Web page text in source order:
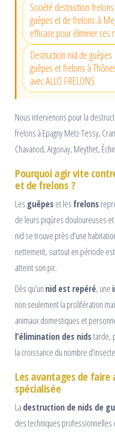
Société destruction
guêpes et de frelons à
efficace pour éliminer ces
Destruction nid de
guêpes et frelons à
avec ALLO FRELONS
Nous intervenons pour la
frelons à Epagny Metz-Tessy,
Chavanod, Argonay, Meythet,
Pourquoi agir vite
et de frelons ?
Les guêpes et les frelons
de leurs piqûres douloureuses
nid se trouve près d’une
nettement, surtout en période
atteint son pic.
Dès qu’un nid est repéré, une
non seulement la prolifération
animaux domestiques et
l’élimination des nidstarde,
la croissance du nombre
Les avantages de
spécialisée
La destruction de nids de
des techniques professionnelles